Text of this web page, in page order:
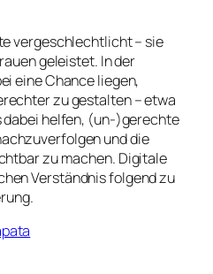
vergeschlechtlicht – sie
geleistet. In der
eine Chance liegen,
zu gestalten – etwa
dabei helfen, (un-)gerechte
und die
zu machen. Digitale
Verständnis folgend zu